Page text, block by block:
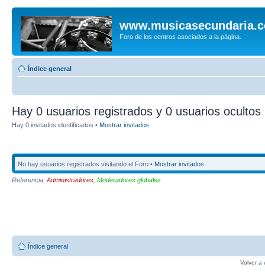
Foro de los centros asociados a la página.
Índice general
Hay 0 usuarios registrados y 0 usuarios ocultos
Hay 0 invitados identificados • Mostrar invitados
No hay usuarios registrados visitando el Foro • Mostrar invitados
Referencia: Administradores Moderadores globales
Índice general
Volver a